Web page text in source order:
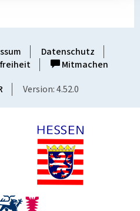
Datenschutz
Mitmachen
Version: 4.52.0